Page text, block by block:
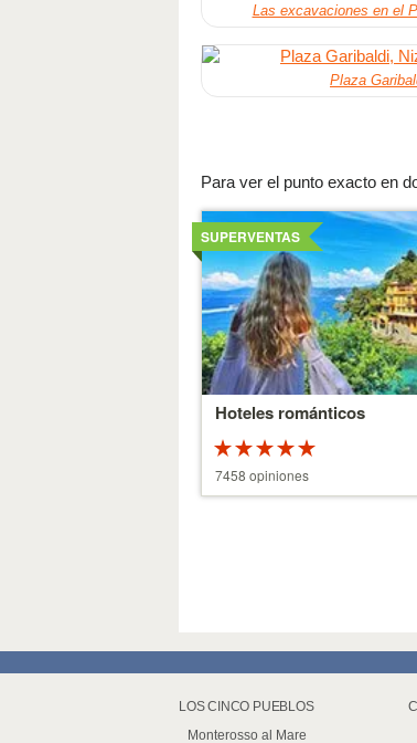
Las excavaciones en el
Plaza
Para ver el punto exacto en
Hoteles románticos
SUPERVENTAS
de 5 estrellas
sobre 5
7458 opiniones
Ver
detalles
LOS CINCO PUEBLOS
Monterosso al Mare